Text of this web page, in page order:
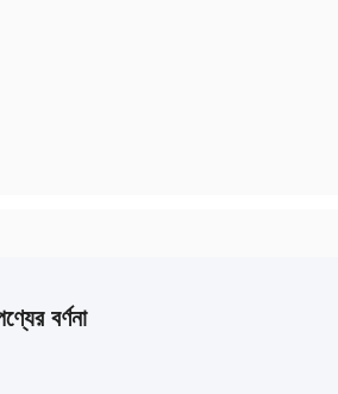
বর্ণনা